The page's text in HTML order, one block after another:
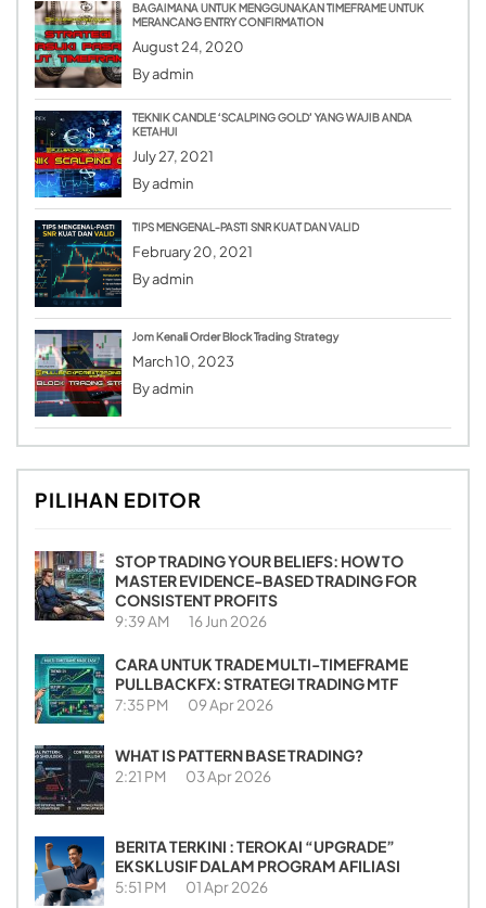
BAGAIMANA UNTUK MENGGUNAKAN TIMEFRAME UNTUK
MERANCANG ENTRY CONFIRMATION
August 24, 2020
Byadmin
TEKNIK CANDLE ‘SCALPING GOLD’ YANG WAJIB ANDA
KETAHUI
July 27, 2021
Byadmin
TIPS MENGENAL-PASTI SNR KUAT DAN VALID
February 20, 2021
Byadmin
Jom Kenali Order Block Trading Strategy
March 10, 2023
Byadmin
PILIHAN EDITOR
STOP TRADING YOUR BELIEFS: HOW TO
MASTER EVIDENCE-BASED TRADING FOR
CONSISTENT PROFITS
9:39 AM 16 Jun 2026
CARA UNTUK TRADE MULTI-TIMEFRAME
PULLBACKFX: STRATEGI TRADING MTF
7:35 PM 09 Apr 2026
WHAT IS PATTERN BASE TRADING?
2:21 PM 03 Apr 2026
BERITA TERKINI : TEROKAI “UPGRADE”
EKSKLUSIF DALAM PROGRAM AFILIASI
5:51 PM 01 Apr 2026